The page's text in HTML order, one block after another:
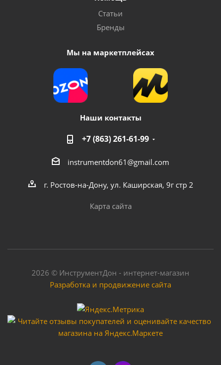
Статьи
Бренды
Мы на маркетплейсах
Наши контакты
+7 (863) 261-61-99
instrumentdon61@gmail.com
г. Ростов-на-Дону, ул. Каширская, 9г стр 2
Карта сайта
2026 © ИнструментДон - интернет-магазин
Разработка и продвижение сайта